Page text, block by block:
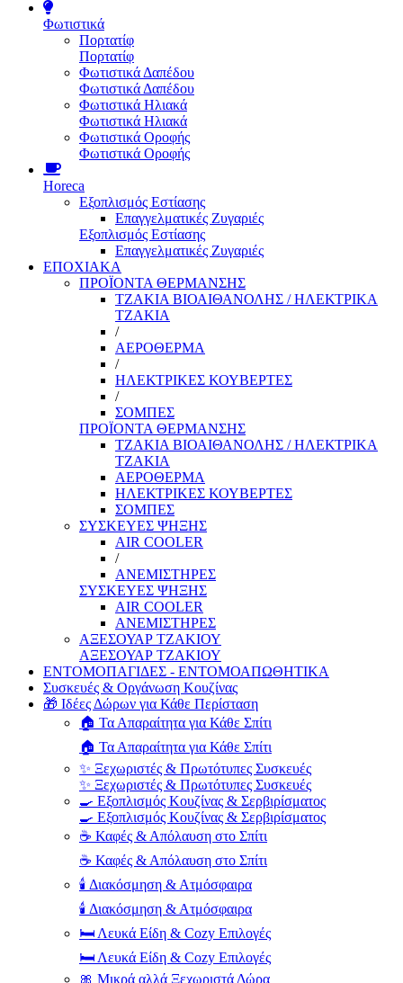
Φωτιστικά
Πορτατίφ
Πορτατίφ
Φωτιστικά Δαπέδου
Φωτιστικά Δαπέδου
Φωτιστικά Ηλιακά
Φωτιστικά Ηλιακά
Φωτιστικά Οροφής
Φωτιστικά Οροφής
Horeca
Εξοπλισμός Εστίασης
Επαγγελματικές Ζυγαριές
Εξοπλισμός Εστίασης
Επαγγελματικές Ζυγαριές
ΕΠΟΧΙΑΚΑ
ΠΡΟΪΟΝΤΑ ΘΕΡΜΑΝΣΗΣ
ΤΖΑΚΙΑ ΒΙΟΑΙΘΑΝΟΛΗΣ / ΗΛΕΚΤΡΙΚΑ
ΤΖΑΚΙΑ
/
ΑΕΡΟΘΕΡΜΑ
/
ΗΛΕΚΤΡΙΚΕΣ ΚΟΥΒΕΡΤΕΣ
/
ΣΟΜΠΕΣ
ΠΡΟΪΟΝΤΑ ΘΕΡΜΑΝΣΗΣ
ΤΖΑΚΙΑ ΒΙΟΑΙΘΑΝΟΛΗΣ / ΗΛΕΚΤΡΙΚΑ
ΤΖΑΚΙΑ
ΑΕΡΟΘΕΡΜΑ
ΗΛΕΚΤΡΙΚΕΣ ΚΟΥΒΕΡΤΕΣ
ΣΟΜΠΕΣ
ΣΥΣΚΕΥΕΣ ΨΗΞΗΣ
AIR COOLER
/
ΑΝΕΜΙΣΤΗΡΕΣ
ΣΥΣΚΕΥΕΣ ΨΗΞΗΣ
AIR COOLER
ΑΝΕΜΙΣΤΗΡΕΣ
ΑΞΕΣΟΥΑΡ ΤΖΑΚΙΟΥ
ΑΞΕΣΟΥΑΡ ΤΖΑΚΙΟΥ
ΕΝΤΟΜΟΠΑΓΙΔΕΣ - ΕΝΤΟΜΟΑΠΩΘΗΤΙΚΑ
Συσκευές & Οργάνωση Κουζίνας
🎁 Ιδέες Δώρων για Κάθε Περίσταση
🏠 Τα Απαραίτητα για Κάθε Σπίτι
🏠 Τα Απαραίτητα για Κάθε Σπίτι
✨ Ξεχωριστές & Πρωτότυπες Συσκευές
✨ Ξεχωριστές & Πρωτότυπες Συσκευές
🍳 Εξοπλισμός Κουζίνας & Σερβιρίσματος
🍳 Εξοπλισμός Κουζίνας & Σερβιρίσματος
☕ Καφές & Απόλαυση στο Σπίτι
☕ Καφές & Απόλαυση στο Σπίτι
🕯️ Διακόσμηση & Ατμόσφαιρα
🕯️ Διακόσμηση & Ατμόσφαιρα
🛏️ Λευκά Είδη & Cozy Επιλογές
🛏️ Λευκά Είδη & Cozy Επιλογές
🎀 Μικρά αλλά Ξεχωριστά Δώρα